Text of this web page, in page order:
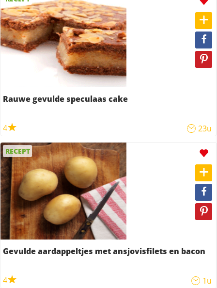
Rauwe gevulde speculaas cake
4 23u
RECEPT
Gevulde aardappeltjes met ansjovisfilets en bacon
4 1u